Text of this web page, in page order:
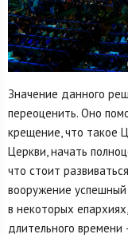
Значение данного
переоценить. Оно
крещение, что такое
Церкви, начать
что стоит
вооружение
в некоторых
длительного